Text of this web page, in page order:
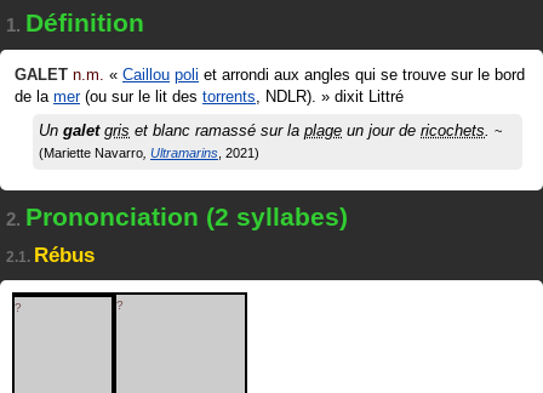
1. Définition
GALET n.m. « Caillou poli et arrondi aux angles qui se trouve sur le bord
de la mer(ou sur le lit des torrents, NDLR). » dixit Littré
Un galet gris et blanc ramassé sur la plage un jour de ricochets.
Mariette Navarro Ultramarins 2021
2. Prononciation (2 syllabes)
2.1. Rébus
? ?